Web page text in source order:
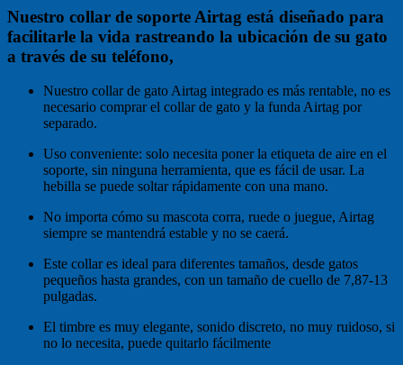
Nuestro collar de soporte Airtag está diseñado para
facilitarle la vida rastreando la ubicación de su gato
a través de su teléfono,
Nuestro collar de gato Airtag integrado es más rentable, no es
necesario comprar el collar de gato y la funda Airtag por
separado.
Uso conveniente: solo necesita poner la etiqueta de aire en el
soporte, sin ninguna herramienta, que es fácil de usar. La
hebilla se puede soltar rápidamente con una mano.
No importa cómo su mascota corra, ruede o juegue, Airtag
siempre se mantendrá estable y no se caerá.
Este collar es ideal para diferentes tamaños, desde gatos
pequeños hasta grandes, con un tamaño de cuello de 7,87-13
pulgadas.
El timbre es muy elegante, sonido discreto, no muy ruidoso, si
no lo necesita, puede quitarlo fácilmente